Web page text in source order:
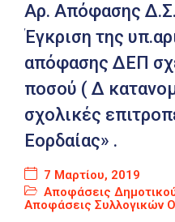
Αρ. Απόφασης
Έγκριση της
απόφασης ΔΕΠ
ποσού ( Δ
σχολικές
Εορδαίας» .
7 Μαρτίου, 2019
Αποφάσεις
Αποφάσεις Συλλογικών